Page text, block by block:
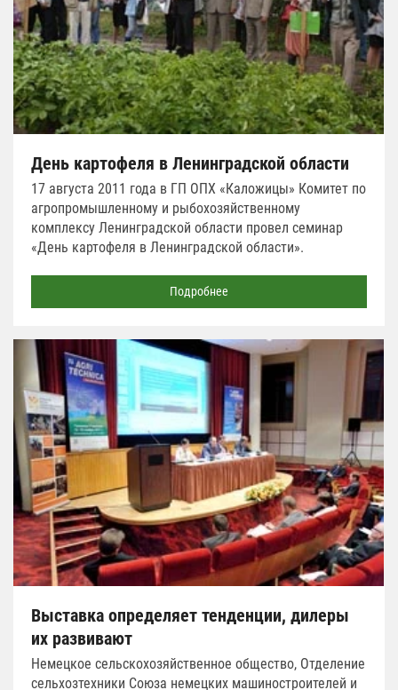
День картофеля в Ленинградской области
17 августа 2011 года в ГП ОПХ «Каложицы» Комитет по
агропромышленному и рыбохозяйственному
комплексу Ленинградской области провел семинар
«День картофеля в Ленинградской области».
Подробнее
Выставка определяет тенденции, дилеры
их развивают
Немецкое сельскохозяйственное общество, Отделение
сельхозтехники Союза немецких машиностроителей и